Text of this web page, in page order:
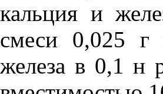
кальция и жел
смеси 0,025 г
железа в 0,1 н